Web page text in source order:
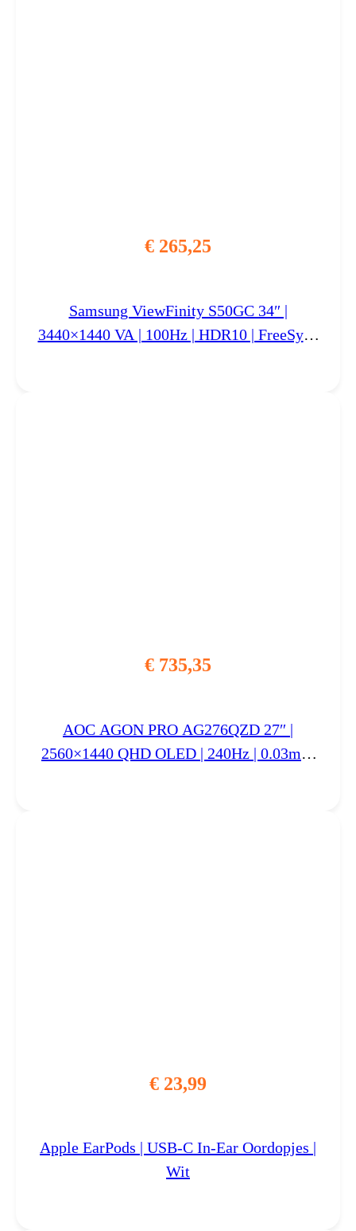
€ 265,25
Samsung ViewFinity S50GC 34″ |
3440×1440 VA | 100Hz | HDR10 | FreeSync
€ 735,35
AOC AGON PRO AG276QZD 27″ |
2560×1440 QHD OLED | 240Hz | 0.03ms |
€ 23,99
Apple EarPods | USB‑C In-Ear Oordopjes |
Wit